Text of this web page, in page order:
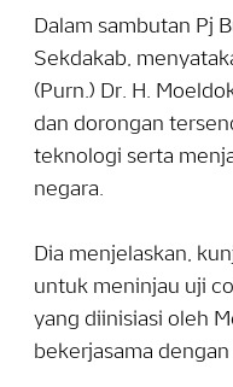
Dalam sambutan Pj
Sekdakab,
(Purn.) Dr. H.
dan dorongan
teknologi serta
negara.
Dia menjelaskan,
untuk meninjau uji
yang diinisiasi oleh
bekerjasama